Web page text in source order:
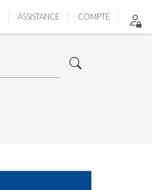
ASSISTANCE COMPTE